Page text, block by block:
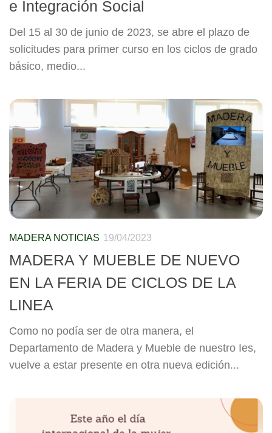
e Integración Social
Del 15 al 30 de junio de 2023, se abre el plazo de
solicitudes para primer curso en los ciclos de grado
básico, medio...
MADERA NOTICIAS 19/04/2023
MADERA Y MUEBLE DE NUEVO
EN LA FERIA DE CICLOS DE LA
LINEA
Como no podía ser de otra manera, el
Departamento de Madera y Mueble de nuestro Ies,
vuelve a estar presente en otra nueva edición...